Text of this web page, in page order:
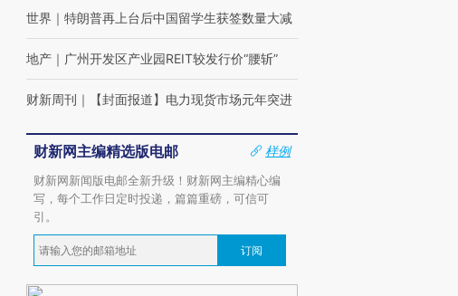
世界 ｜ 特朗普再上台后中国留学生获签数量大减
地产 ｜ 广州开发区产业园REIT较发行价“腰斩”
财新周刊 ｜ 【封面报道】电力现货市场元年突进
财新网主编精选版电邮
样例
财新网新闻版电邮全新升级！财新网主编精心编
写，每个工作日定时投递，篇篇重磅，可信可
引。
订阅